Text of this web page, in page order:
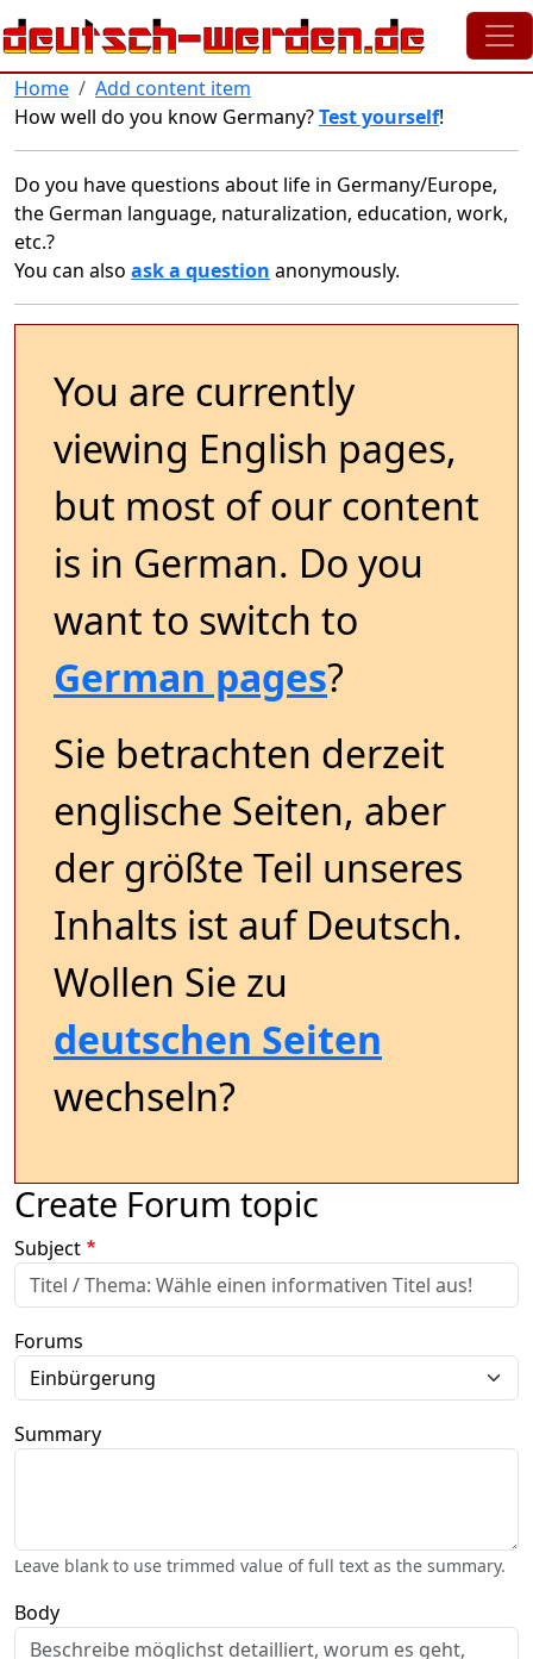
Skip to main content
Home
Add content item
How well do you know Germany?Test yourself!
Do you have questions about life in Germany/Europe,
the German language, naturalization, education, work,
etc.?
You can also ask a question anonymously.
You are currently
viewing English pages,
but most of our content
is in German. Do you
want to switch to
German pages?
Sie betrachten derzeit
englische Seiten, aber
der größte Teil unseres
Inhalts ist auf Deutsch.
Wollen Sie zu
deutschen Seiten
wechseln?
Create Forum topic
Subject
Forums
Summary
Leave blank to use trimmed value of full text as the summary.
Body